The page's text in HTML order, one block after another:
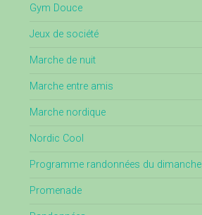
Gym Douce
Jeux de société
Marche de nuit
Marche entre amis
Marche nordique
Nordic Cool
Programme randonnées du dimanche
Promenade